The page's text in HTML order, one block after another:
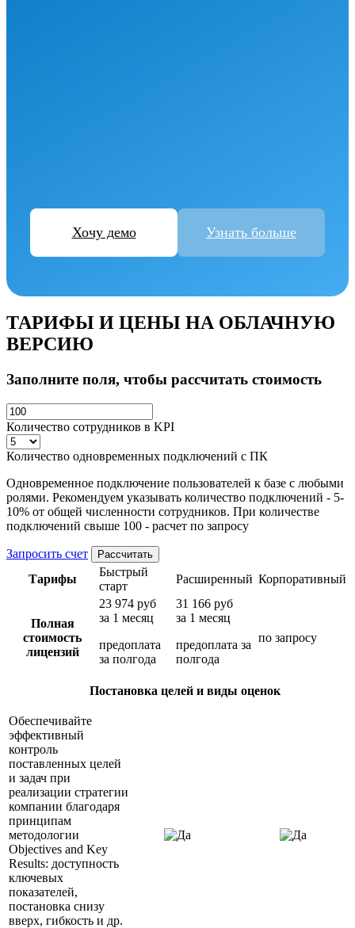
Хочу демо Узнать больше
ТАРИФЫ И ЦЕНЫ НА ОБЛАЧНУЮ
ВЕРСИЮ
Заполните поля, чтобы рассчитать стоимость
Количество сотрудников в KPI
Количество одновременных подключений с ПК
Одновременное подключение пользователей к базе с любыми
ролями. Рекомендуем указывать количество подключений - 5-
10% от общей численности сотрудников. При количестве
подключений свыше 100 - расчет по запросу
Запросить счет Рассчитать
Тарифы
Быстрый
старт
Расширенный Корпоративный
Полная
стоимость
лицензий
23 974 руб
за 1 месяц
предоплата
за полгода
31 166 руб
за 1 месяц
предоплата за
полгода
по запросу
Постановка целей и виды оценок
Обеспечивайте
эффективный
контроль
поставленных целей
и задач при
реализации стратегии
компании благодаря
принципам
методологии
Objectives and Key
Results: доступность
ключевых
показателей,
постановка снизу
вверх, гибкость и др.